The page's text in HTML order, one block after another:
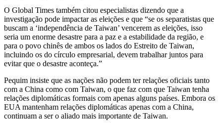
O Global Times também citou especialistas dizendo que a
investigação pode impactar as eleições e que “se os separatistas que
buscam a ‘independência de Taiwan’ vencerem as eleições, isso
seria um enorme desastre para a paz e a estabilidade da região, e
para o povo chinês de ambos os lados do Estreito de Taiwan,
incluindo os do círculo empresarial, devem trabalhar juntos para
evitar que o desastre aconteça.”
Pequim insiste que as nações não podem ter relações oficiais tanto
com a China como com Taiwan, o que faz com que Taiwan tenha
relações diplomáticas formais com apenas alguns países. Embora os
EUA mantenham relações diplomáticas apenas com a China,
continuam a ser o aliado mais importante de Taiwan.